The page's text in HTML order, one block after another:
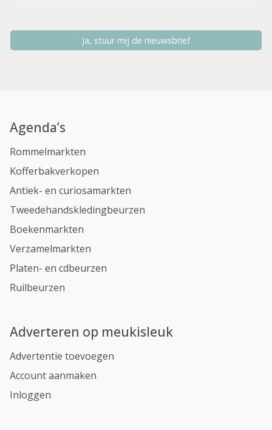
Ja, stuur mij de nieuwsbrief
Agenda’s
Rommelmarkten
Kofferbakverkopen
Antiek- en curiosamarkten
Tweedehandskledingbeurzen
Boekenmarkten
Verzamelmarkten
Platen- en cdbeurzen
Ruilbeurzen
Adverteren op meukisleuk
Advertentie toevoegen
Account aanmaken
Inloggen